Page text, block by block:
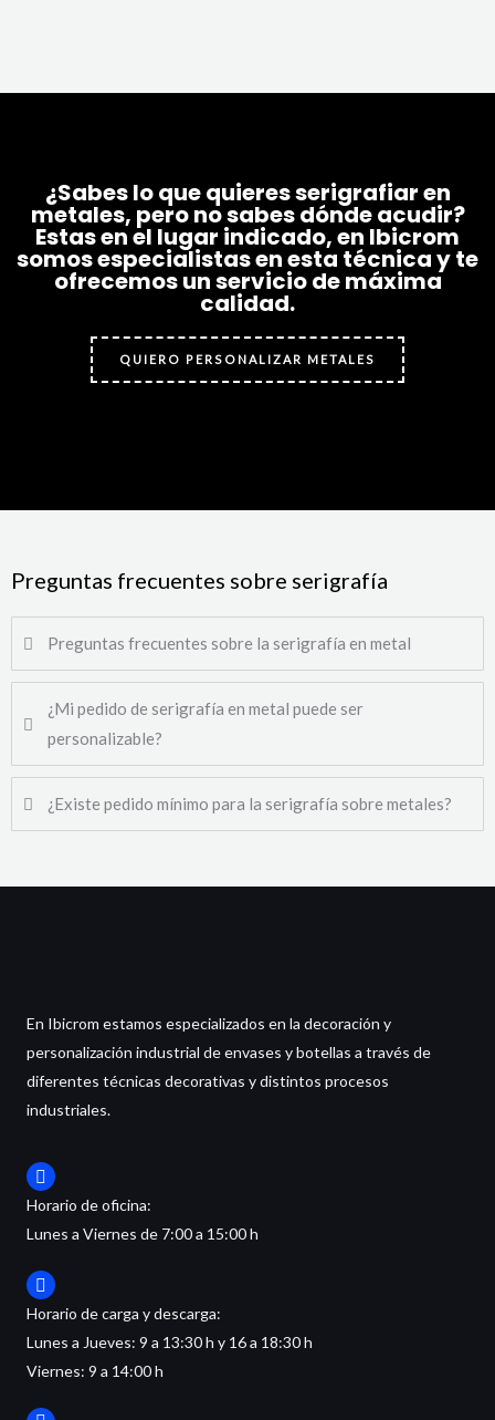
¿Sabes lo que quieres serigrafiar en
metales, pero no sabes dónde acudir?
Estas en el lugar indicado, en Ibicrom
somos especialistas en esta técnica y te
ofrecemos un servicio de máxima
calidad.
QUIERO PERSONALIZAR METALES
Preguntas frecuentes sobre serigrafía
Preguntas frecuentes sobre la serigrafía en metal
¿Mi pedido de serigrafía en metal puede ser
personalizable?
¿Existe pedido mínimo para la serigrafía sobre metales?
En Ibicrom estamos especializados en la decoración y
personalización industrial de envases y botellas a través de
diferentes técnicas decorativas y distintos procesos
industriales.
Horario de oficina:
Lunes a Viernes de 7:00 a 15:00 h
Horario de carga y descarga:
Lunes a Jueves: 9 a 13:30 h y 16 a 18:30 h
Viernes: 9 a 14:00 h